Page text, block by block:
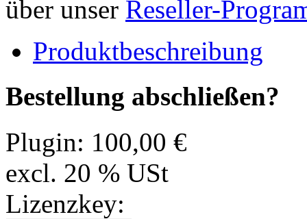
über unser Reseller-
Produktbeschreibung
Bestellung abschließen?
Plugin: 100,00 €
excl. 20 % USt
Lizenzkey: